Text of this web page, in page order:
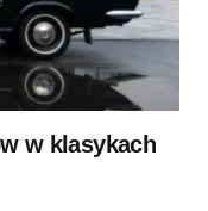
w klasykach